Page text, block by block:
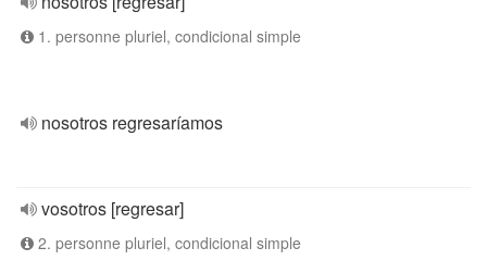
1. personne pluriel, condicional simple
nosotros regresaríamos
vosotros [regresar]
2. personne pluriel, condicional simple